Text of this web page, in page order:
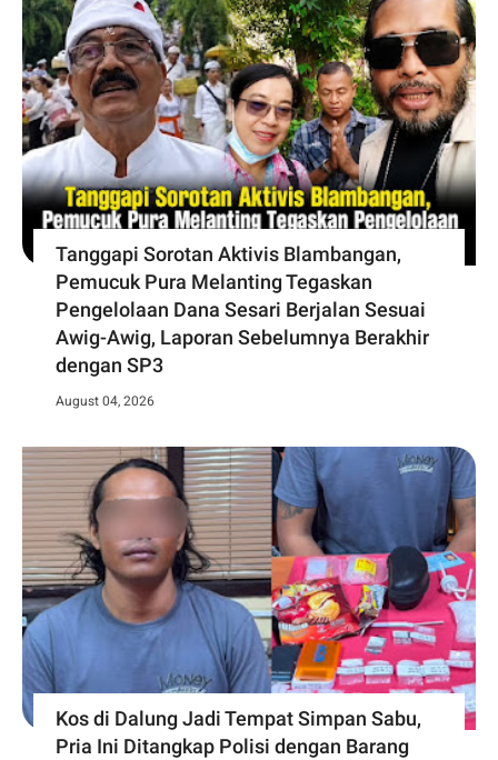
Tanggapi Sorotan Aktivis Blambangan,
Pemucuk Pura Melanting Tegaskan
Pengelolaan Dana Sesari Berjalan Sesuai
Awig-Awig, Laporan Sebelumnya Berakhir
dengan SP3
August 04, 2026
Kos di Dalung Jadi Tempat Simpan Sabu,
Pria Ini Ditangkap Polisi dengan Barang